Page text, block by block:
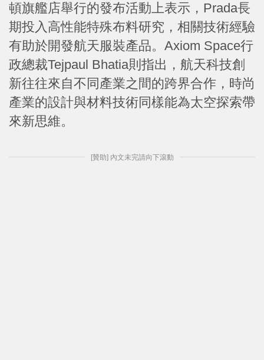
頓旗艦店舉行的發布活動上表示，Prada長
期投入高性能特殊布料研究，相關技術經驗
有助於開發航天服裝產品。Axiom Space行
政總裁Tejpaul Bhatia則指出，航天科技創
新往往來自不同產業之間的跨界合作，時尚
產業的設計與材料技術同樣能為太空探索帶
來新思維。
[贊助] 內文未完請向下滾動